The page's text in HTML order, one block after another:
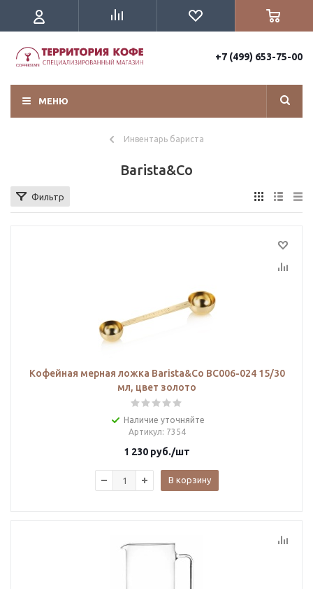
+7 (499) 653-75-00
МЕНЮ
Инвентарь бариста
Barista&Co
Фильтр
Кофейная мерная ложка Barista&Co BC006-024 15/30
мл, цвет золото
Наличие уточняйте
Артикул: 7354
1 230 руб./шт
В корзину